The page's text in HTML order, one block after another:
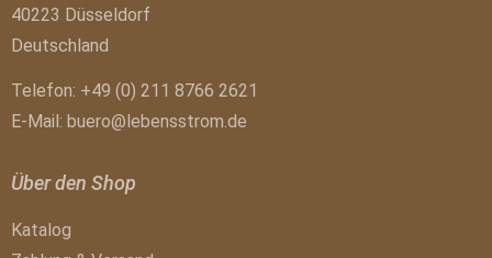
40223 Düsseldorf
Deutschland
Telefon: +49 (0) 211 8766 2621
E-Mail: buero@lebensstrom.de
Über den Shop
Katalog